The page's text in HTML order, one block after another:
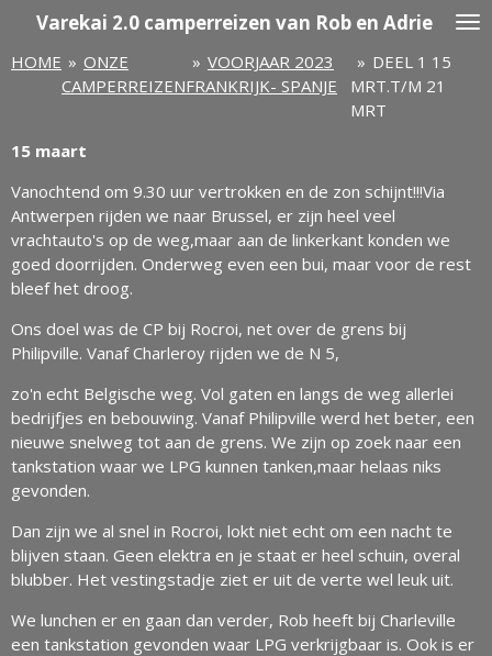
naar
Varekai 2.0 camperreizen van Rob en Adrie
HOME » ONZE
CAMPERREIZEN
» VOORJAAR 2023
FRANKRIJK- SPANJE
» DEEL 1 15
MRT.T/M 21
MRT
15 maart
Vanochtend om 9.30 uur vertrokken en de zon schijnt!!!Via
Antwerpen rijden we naar Brussel, er zijn heel veel
vrachtauto's op de weg,maar aan de linkerkant konden we
goed doorrijden. Onderweg even een bui, maar voor de rest
bleef het droog.
Ons doel was de CP bij Rocroi, net over de grens bij
Philipville. Vanaf Charleroy rijden we de N 5,
zo'n echt Belgische weg. Vol gaten en langs de weg allerlei
bedrijfjes en bebouwing. Vanaf Philipville werd het beter, een
nieuwe snelweg tot aan de grens. We zijn op zoek naar een
tankstation waar we LPG kunnen tanken,maar helaas niks
gevonden.
Dan zijn we al snel in Rocroi, lokt niet echt om een nacht te
blijven staan. Geen elektra en je staat er heel schuin, overal
blubber. Het vestingstadje ziet er uit de verte wel leuk uit.
We lunchen er en gaan dan verder, Rob heeft bij Charleville
een tankstation gevonden waar LPG verkrijgbaar is. Ook is er